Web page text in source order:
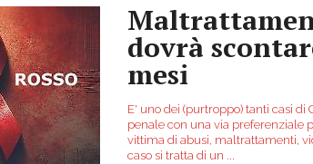
dovrà
mesi
E' uno dei (purtroppo) tanti casi di
penale con una via preferenziale
vittima di abusi, maltrattamenti,
caso si tratta di un